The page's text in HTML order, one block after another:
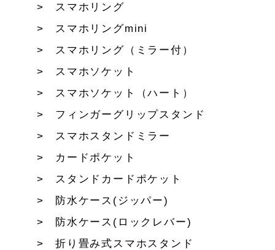
スマホリング
スマホリングmini
スマホリング（ミラー付）
スマホソケット
スマホソケット（ハート）
フィンガーグリップスタンド
スマホスタンドミラー
カードポケット
スタンドカードポケット
防水ケース(ジッパー)
防水ケース(ロックレバー)
折り畳み式スマホスタンド